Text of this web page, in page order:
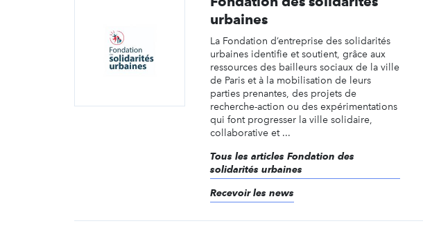
urbaines
La Fondation d’entreprise des solidarités
urbaines identifie et soutient, grâce aux
ressources des bailleurs sociaux de la ville
de Paris et à la mobilisation de leurs
parties prenantes, des projets de
recherche-action ou des expérimentations
qui font progresser la ville solidaire,
collaborative et ...
Tous les articles Fondation des
solidarités urbaines
Recevoir les news